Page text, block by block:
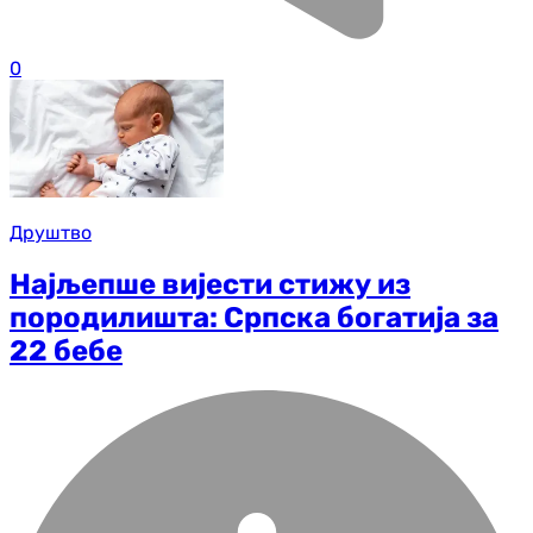
0
Друштво
Најљепше вијести стижу из
породилишта: Српска богатија за
22 бебе